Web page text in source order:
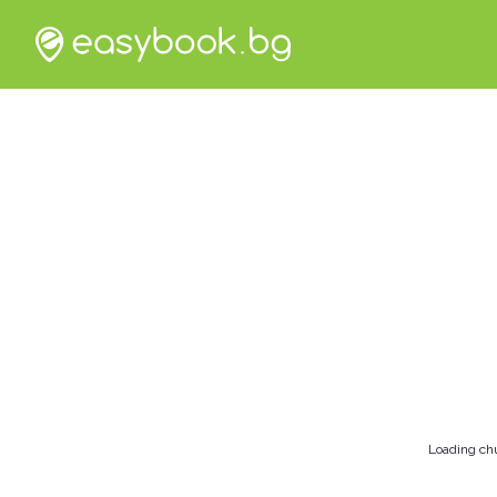
Loading